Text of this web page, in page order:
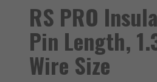
RS PRO
Pin Length,
Wire Size